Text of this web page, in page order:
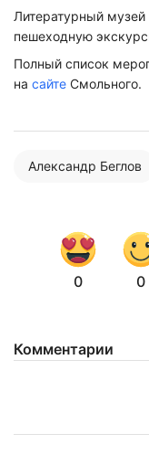
Литературный музей
пешеходную
Полный список
на сайте Смольного.
Александр Беглов
0 0
Комментарии